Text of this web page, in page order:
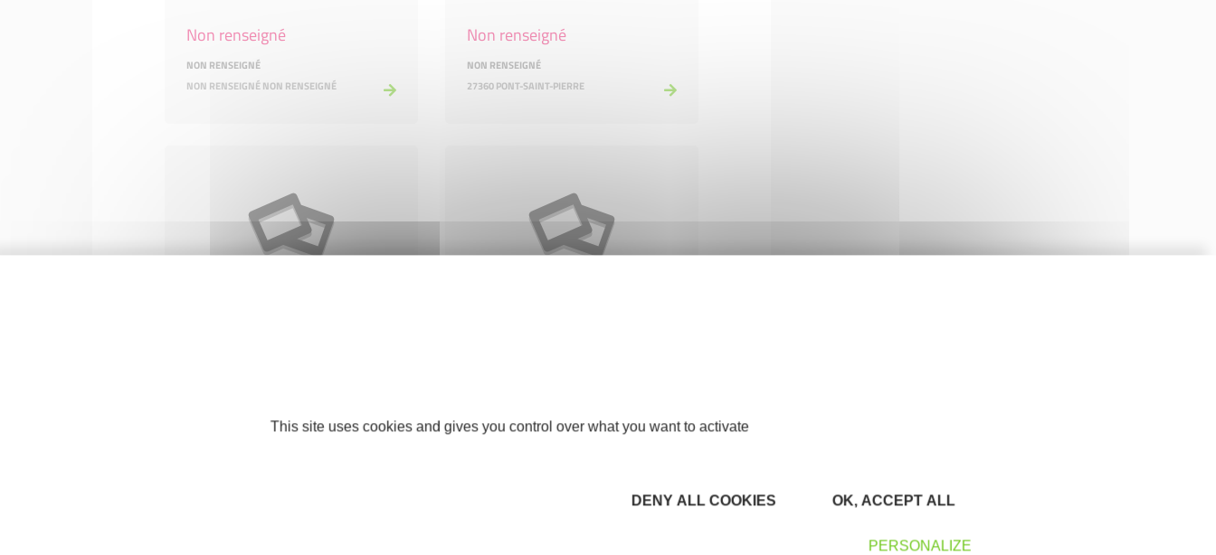
Non renseigné
NON RENSEIGNÉ
NON RENSEIGNÉ NON RENSEIGNÉ
Non renseigné
NON RENSEIGNÉ
27360 PONT-SAINT-PIERRE
This site uses cookies and gives you control over what you want to activate
OK, ACCEPT ALL
DENY ALL COOKIES
PERSONALIZE